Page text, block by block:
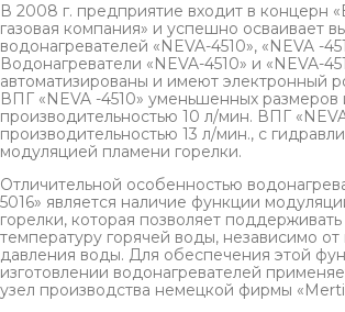
В 2008 г. предприятие входит в концерн
газовая компания» и успешно осваивает
водонагревателей «NEVA-4510», «NEVA -
Водонагреватели «NEVA-4510» и «NEVA-
автоматизированы и имеют электронный
ВПГ «NEVA -4510» уменьшенных размеров
производительностью 10 л/мин. ВПГ
производительностью 13 л/мин., с
модуляцией пламени горелки.
Отличительной особенностью
5016» является наличие функции
горелки, которая позволяет
температуру горячей воды, независимо
давления воды. Для обеспечения этой
изготовлении водонагревателей
узел производства немецкой фирмы